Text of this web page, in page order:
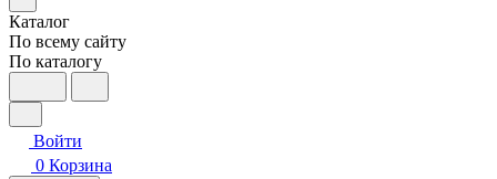
Каталог
По всему сайту
По каталогу
Войти
0 Корзина